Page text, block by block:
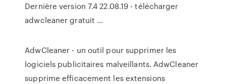
Dernière version 7.4 22.08.19 - télécharger
adwcleaner gratuit ...
AdwCleaner - un outil pour supprimer les
logiciels publicitaires malveillants. AdwCleaner
supprime efficacement les extensions